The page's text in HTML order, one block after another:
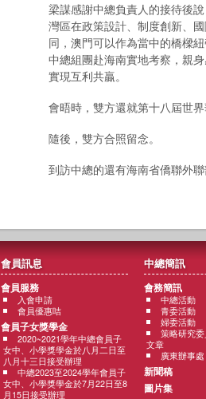
梁謀感謝中總負責人的接待後
灣區在政策設計、制度創新、
同，澳門可以作為當中的橋樑
中總組團赴海南實地考察，親
實現互利共贏。
會晤時，雙方還就第十八屆世
隨後，雙方合照留念。
到訪中總的還有海南省僑聯外
會員訊息
會員服務
入會申請
會員優惠咭
會員子女獎學金
2020~2021學年中總會員子
女中、小學獎學金於八月二日至
八月十三日接受辦理
中總2023至2024學年會員子
女中、小學獎學金於7月22日至8
月15日接受辦理
中總簡訊
會務簡訊
中總活動
青委活動
婦委活動
策略研究
文章
廣東辦事處
新聞稿
圖片集